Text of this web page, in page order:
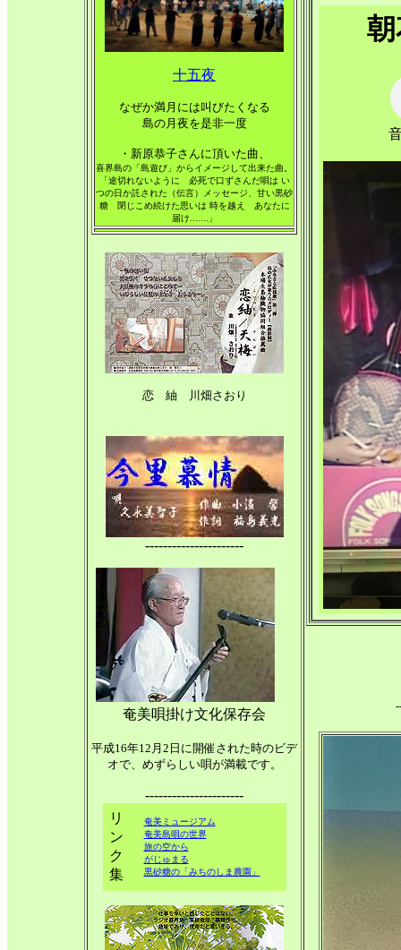
十五夜
なぜか満月には叫びたくなる
島の月夜を是非一度
・新原恭子さんに頂いた曲、
喜界島の「島遊び」からイメージして出来た曲。
「途切れないように 必死で口ずさんだ唄は い
つの日か託された（伝言）メッセージ、甘い黒砂
糖 閉じこめ続けた思いは 時を越え あなたに
届け.......」
恋 紬 川畑さおり
----------------------
奄美唄掛け文化保存会
平成16年12月2日に開催された時のビデ
オで、めずらしい唄が満載です。
----------------------
リ
ン
ク
集
奄美ミュージアム
奄美島唄の世界
旅の空から
がじゅまる
黒砂糖の「みちのしま農園」